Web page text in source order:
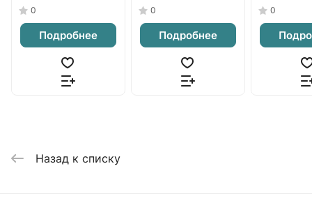
0
Подробнее
серая
0
Подробнее
белая
0
Назад к списку